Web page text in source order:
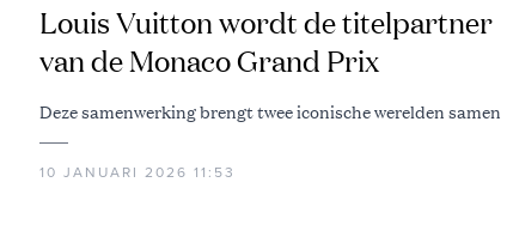
Louis Vuitton wordt de titelpartner
van de Monaco Grand Prix
Deze samenwerking brengt twee iconische werelden samen
10 JANUARI 2026 11:53